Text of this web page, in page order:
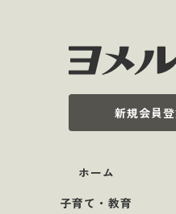
新規会員
ホーム
子育て・教育